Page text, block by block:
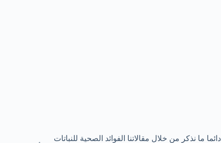
دائما ما نذكر من خلال مقالاتنا الفوائد الصحية للنباتات